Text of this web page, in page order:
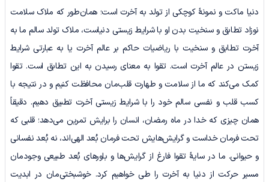
دنیا ماکت و نمونۀ کوچکی از تولد به آخرت است؛ همان‌طور که ملاک سلامت
نوزاد تطابق و سنخیت بدن او با شرایط زیستی دنیاست، ملاک تولد سالم ما به
آخرت تطابق و سنخیت با ریاضیات حاکم بر عالم آخرت یا به عبارتی شرایط
زیستن در عالم آخرت است. تقوا به معنای رسیدن به این تطابق است. تقوا
کمک می‌کند که ما از سلامت و طهارت قلب‌مان محافظت کنیم و در نتیجه با
کسب قلب و نفسی سالم خود را با شرایط زیستی آخرت تطبیق دهیم. دقیقاً
همان چیزی که خدا در ماه رمضان، انسان را برایش تمرین می‌دهد؛ قلبی که
تحت فرمان خداست و گرایش‌هایش تحت فرمان بُعد الهی‌اند، نه بُعد نفسانی
و حیوانی. ما در سایۀ تقوا فارغ از گرایش‌ها و باورهای بُعد طبیعی وجودمان
مسیر حرکت از دنیا به آخرت را طی خواهیم کرد. خوشبختی‌مان در ابدیت